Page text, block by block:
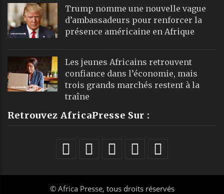
Trump nomme une nouvelle vague
d’ambassadeurs pour renforcer la
présence américaine en Afrique
Les jeunes Africains retrouvent
confiance dans l’économie, mais
trois grands marchés restent à la
traîne
Retrouvez AfricaPresse Sur :
© Africa Presse, tous droits réservés